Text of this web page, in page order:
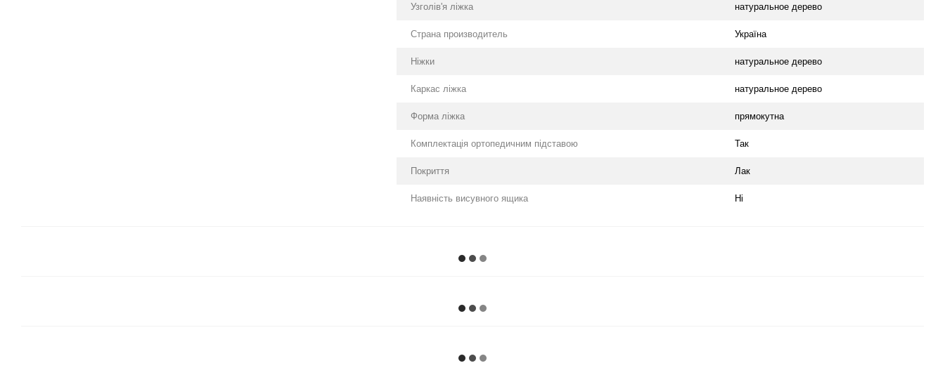
Узголів'я ліжка натуральное дерево
Страна производитель Україна
Ніжки натуральное дерево
Каркас ліжка натуральное дерево
Форма ліжка прямокутна
Комплектація ортопедичним підставою Так
Покриття Лак
Наявність висувного ящика Ні